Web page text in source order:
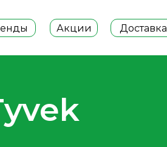
Доставка
Акции